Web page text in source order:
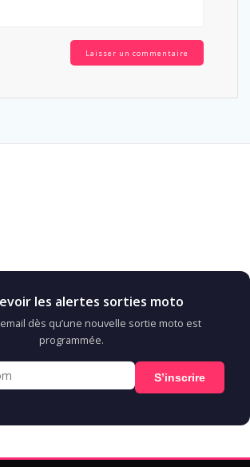
les alertes sorties moto
dès qu’une nouvelle sortie moto est
programmée.
S’inscrire